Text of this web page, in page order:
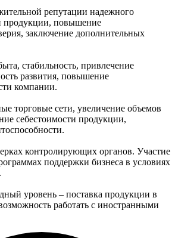
репутации надежного
продукции, повышение
заключение дополнительных
стабильность, привлечение
развития, повышение
компании.
торговые сети, увеличение объемов
себестоимости продукции,
контролирующих органов. Участие
поддержки бизнеса в условиях
уровень – поставка продукции в
работать с иностранными